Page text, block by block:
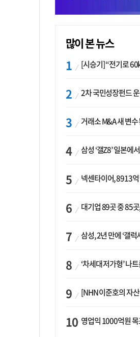
많이 본 뉴스
[시승기] “전기로 60km, 밟으면 462마력
2차 국민성장펀드 운용 경쟁에 33개사 몰렸다…
거래소 M&A 새 변수 된 ‘대주주 심사’…네이
삼성 ‘갤Z8’ 일본에서도 물량 동났다…애플 참전
넥센타이어, 8913억 벌고도 순이익 2억
대기업 89곳 중 85곳, 오너家 등기임원 겸직…BS 46
삼성, 2년 만에 ‘갤럭시 핏4’ 선보이나…웨
‘차세대 저가형’ 나트륨이온배터리 시대 오나…LG
[NHN 이준호의 자산운용법]①이니시오·JLC ‘부동산’-JLC파트너스 ‘투
영업익 1000억원 목표 내세운 롯데마트